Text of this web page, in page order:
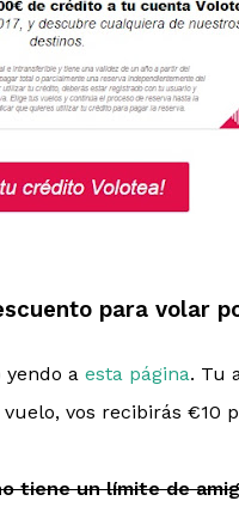
para volar
a esta página. Tu
vos recibirás €10
tiene un límite de